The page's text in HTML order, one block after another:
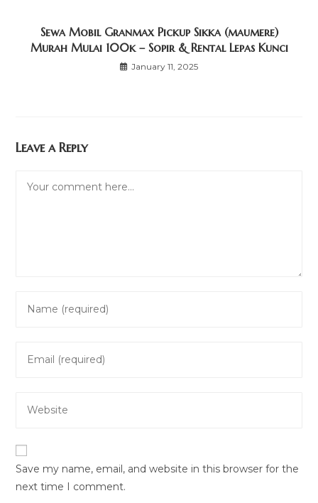
Sewa Mobil Granmax Pickup Sikka (maumere)
Murah Mulai 100k – Sopir & Rental Lepas Kunci
January 11, 2025
Leave a Reply
your
comment
your
your
URL
(optional)
Save my name, email, and website in this browser for the
next time I comment.